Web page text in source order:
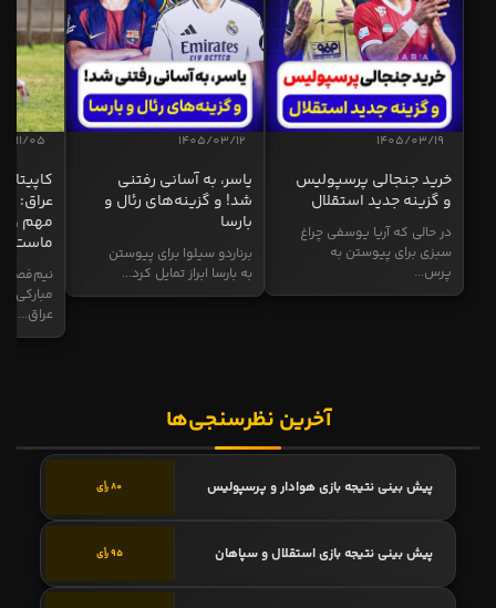
1405/03/19
خرید جنجالی پرسپولیس
و گزینه جدید استقلال
در حالی که آریا یوسفی چراغ
سبزی برای پیوستن به
پرس...
1405/03/12
یاسر، به آسانی رفتنی
شد! و گزینه‌های رئال و
بارسا
برناردو سیلوا برای پیوستن
به بارسا ابراز تمایل کرد...
11/05
عراق:
مهم و
ماست
نیم‌فصل
مبارکی
عراق...
آخرین نظرسنجی‌ها
پیش بینی نتیجه بازی هوادار و پرسپولیس 80 رأی
پیش بینی نتیجه بازی استقلال و سپاهان 95 رأی